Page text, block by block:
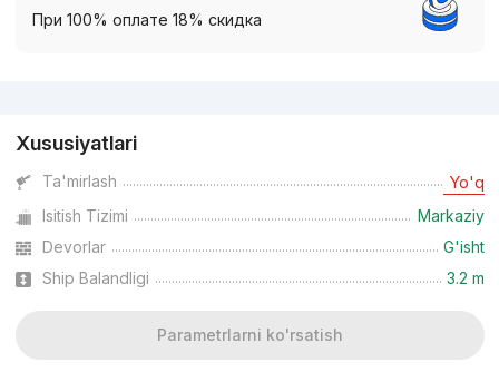
При 100% оплате 18% скидка
Xususiyatlari
Ta'mirlash Yo'q
Isitish Tizimi
Markaziy
Devorlar
G'isht
Ship Balandligi
3.2 m
Parametrlarni ko'rsatish